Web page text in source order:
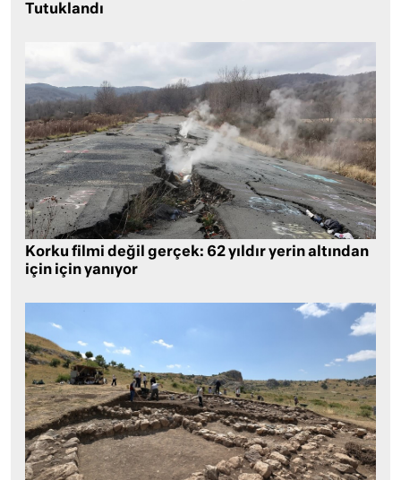
Tutuklandı
Korku filmi değil gerçek: 62 yıldır yerin altından
için için yanıyor